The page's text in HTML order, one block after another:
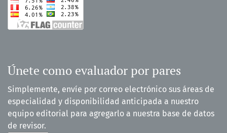
Únete como evaluador por pares
Simplemente, envíe por correo electrónico sus áreas de
especialidad y disponibilidad anticipada a nuestro
equipo editorial para agregarlo a nuestra base de datos
de revisor.